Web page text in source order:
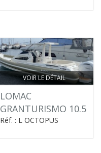
VOIR LE DÉTAIL
LOMAC
GRANTURISMO 10.5
Réf. : L OCTOPUS